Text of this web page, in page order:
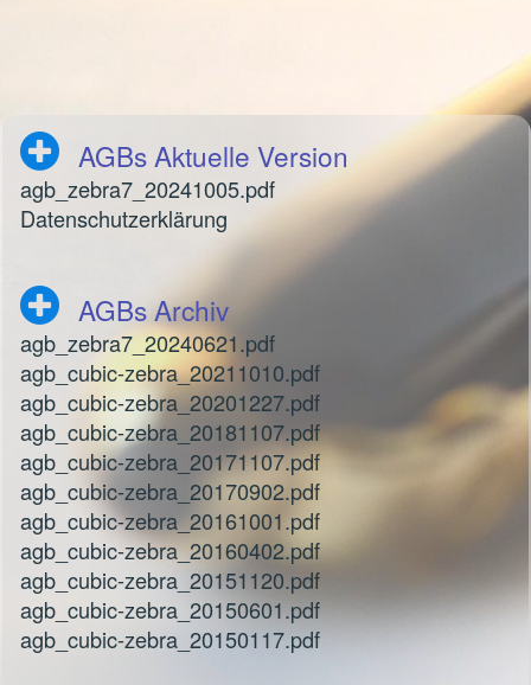
AGBs Aktuelle Version
agb_zebra7_20241005.pdf
Datenschutzerklärung
AGBs Archiv
agb_zebra7_20240621.pdf
agb_cubic-zebra_20211010.pdf
agb_cubic-zebra_20201227.pdf
agb_cubic-zebra_20181107.pdf
agb_cubic-zebra_20171107.pdf
agb_cubic-zebra_20170902.pdf
agb_cubic-zebra_20161001.pdf
agb_cubic-zebra_20160402.pdf
agb_cubic-zebra_20151120.pdf
agb_cubic-zebra_20150601.pdf
agb_cubic-zebra_20150117.pdf